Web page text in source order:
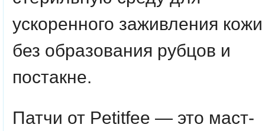
ускоренного заживления кожи
без образования рубцов и
постакне.
Патчи от Petitfee — это маст-